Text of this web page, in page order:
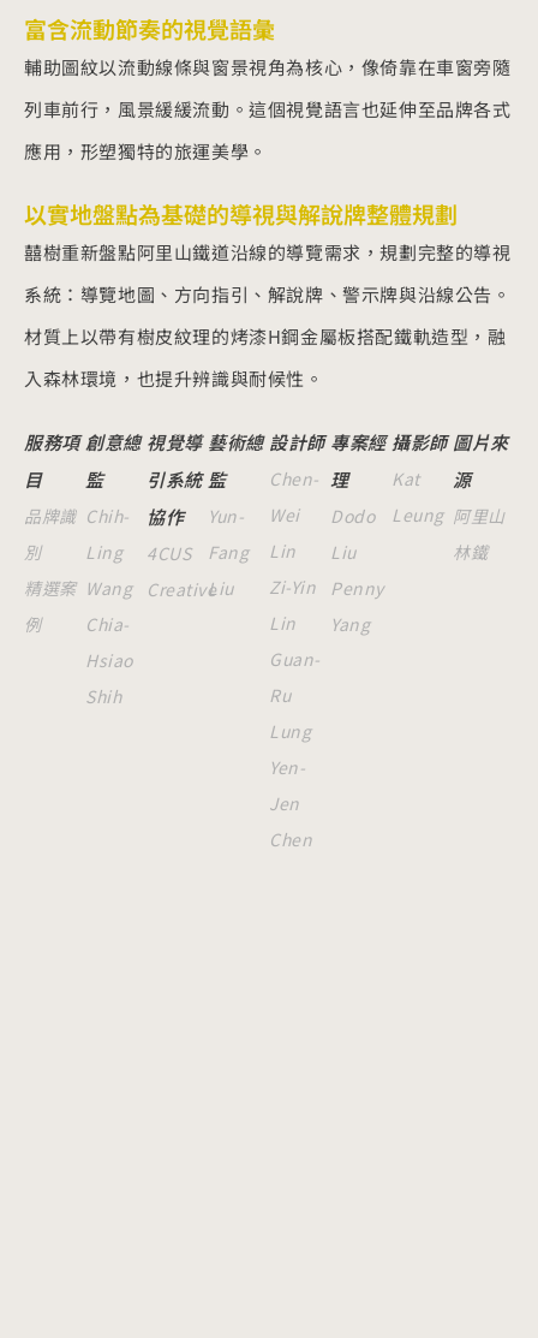
服務項
目
品牌識
別
精選案
例
創意總
監
Chih-
Ling
Wang
Chia-
Hsiao
Shih
視覺導
引系統
協作
4CUS
Creative
藝術總
監
Yun-
Fang
Liu
設計師
Chen-
Wei
Lin
Zi-Yin
Lin
Guan-
Ru
Lung
Yen-
Jen
Chen
專案經
理
Dodo
Liu
Penny
Yang
攝影師
Kat
Leung
圖片來
源
阿里山
林鐵
富含流動節奏的視覺語彙
輔助圖紋以流動線條與窗景視角為核心，像倚靠在車窗旁隨
列車前行，風景緩緩流動。這個視覺語言也延伸至品牌各式
應用，形塑獨特的旅運美學。
以實地盤點為基礎的導視與解說牌整體規劃
囍樹重新盤點阿里山鐵道沿線的導覽需求，規劃完整的導視
系統：導覽地圖、方向指引、解說牌、警示牌與沿線公告。
材質上以帶有樹皮紋理的烤漆H鋼金屬板搭配鐵軌造型，融
入森林環境，也提升辨識與耐候性。